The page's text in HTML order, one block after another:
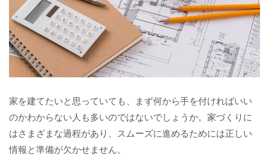
家を建てたいと思っていても、まず何から手を付ければいい
のかわからない人も多いのではないでしょうか。家づくりに
はさまざまな過程があり、スムーズに進めるためには正しい
情報と準備が欠かせません。